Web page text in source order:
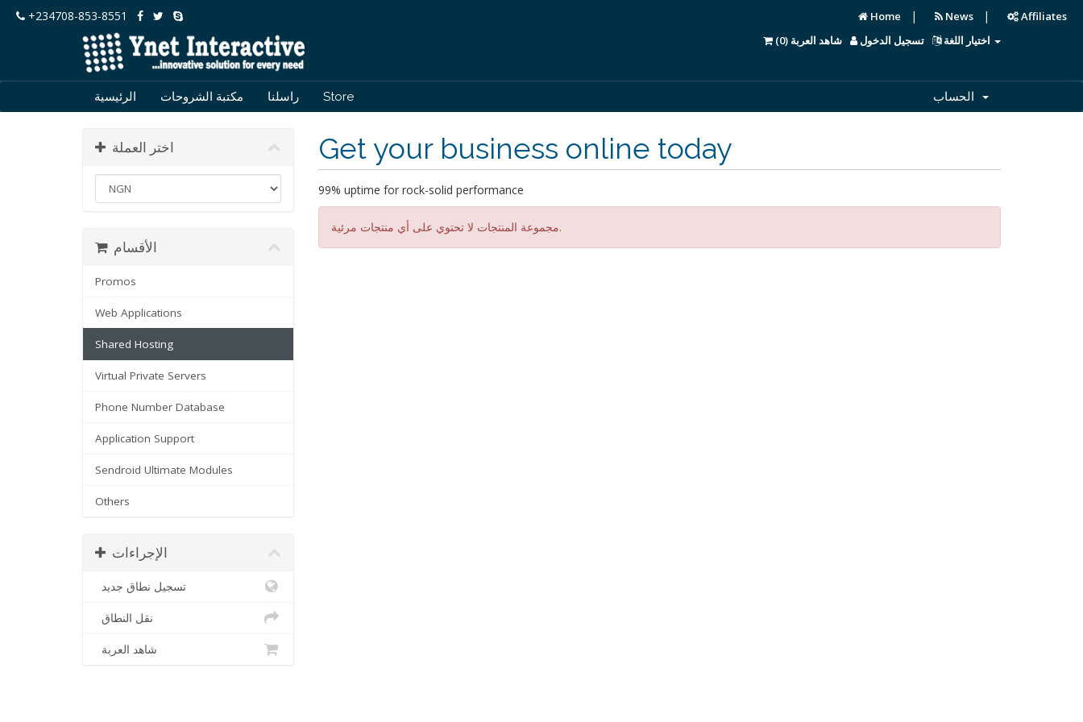
+234708-853-8551 Home | News |
Affiliates
اختيار اللغة
تسجيل الدخول شاهد العربة (0
)
الرئيسية مكتبة الشروحات راسلنا Store
Get your business online today
99% uptime for rock-solid performance
مجموعة المنتجات لا تحتوي على أي منتجات مرئية.
اختر العملة
الأقسام
Promos
Web Applications
Shared Hosting
Virtual Private Servers
Phone Number Database
Application Support
Sendroid Ultimate Modules
Others
الإجراءات
تسجيل نطاق جديد
نقل النطاق
شاهد العربة